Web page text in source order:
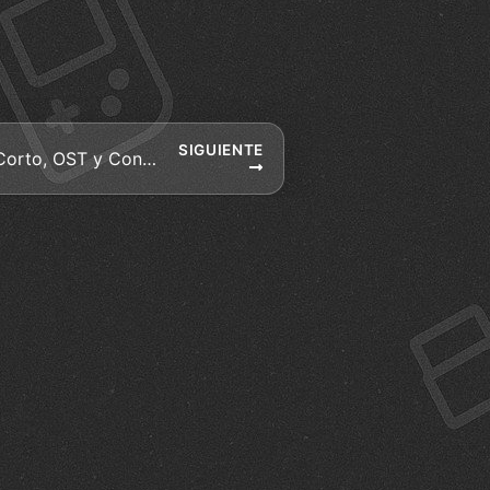
SIGUIENTE
The Elder Scrolls Online: Corto, OST y Consejos